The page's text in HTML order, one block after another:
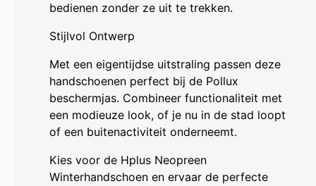
bedienen zonder ze uit te trekken.
Stijlvol Ontwerp
Met een eigentijdse uitstraling passen deze
handschoenen perfect bij de Pollux
beschermjas. Combineer functionaliteit met
een modieuze look, of je nu in de stad loopt
of een buitenactiviteit onderneemt.
Kies voor de Hplus Neopreen
Winterhandschoen en ervaar de perfecte